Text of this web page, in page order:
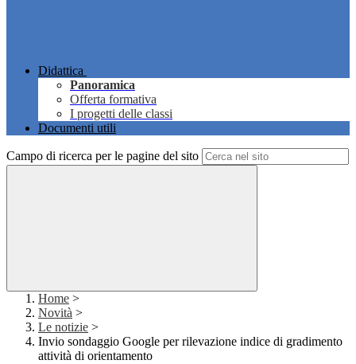
Didattica
Panoramica
Offerta formativa
I progetti delle classi
Documenti utili
Campo di ricerca per le pagine del sito
Home >
Novità >
Le notizie >
Invio sondaggio Google per rilevazione indice di gradimento
attività di orientamento